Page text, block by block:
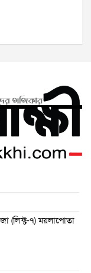
(লিফ্ট-৭) ময়লাপোতা